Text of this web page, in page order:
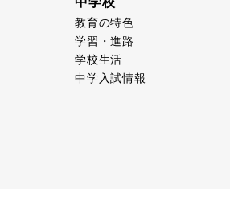
教育の特色
学習・進路
学校生活
中学入試情報